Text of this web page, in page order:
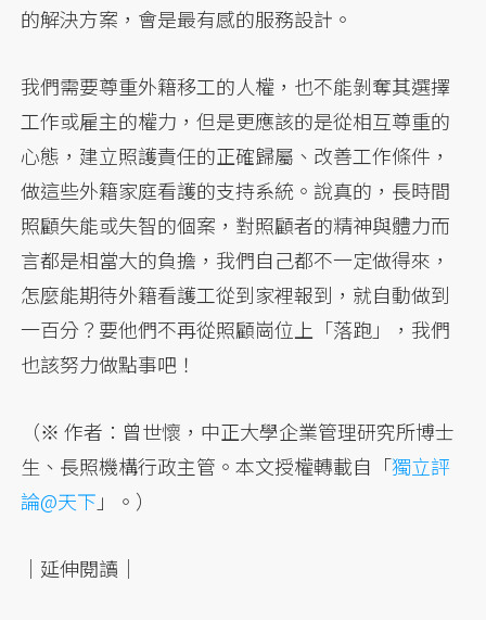
的解決方案，會是最有感的服務設計。
我們需要尊重外籍移工的人權，也不能剝奪其選擇
工作或雇主的權力，但是更應該的是從相互尊重的
心態，建立照護責任的正確歸屬、改善工作條件，
做這些外籍家庭看護的支持系統。說真的，長時間
照顧失能或失智的個案，對照顧者的精神與體力而
言都是相當大的負擔，我們自己都不一定做得來，
怎麼能期待外籍看護工從到家裡報到，就自動做到
一百分？要他們不再從照顧崗位上「落跑」，我們
也該努力做點事吧！
（※ 作者：曾世懷，中正大學企業管理研究所博士
生、長照機構行政主管。本文授權轉載自「獨立評
論@天下 」。）
｜延伸閱讀｜